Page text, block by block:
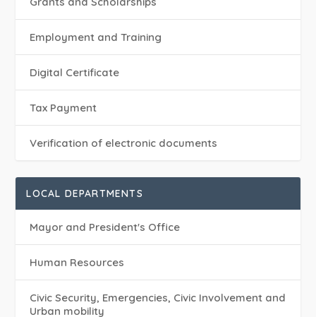
Employment and Training
Digital Certificate
Tax Payment
Verification of electronic documents
LOCAL DEPARTMENTS
Mayor and President's Office
Human Resources
Civic Security, Emergencies, Civic Involvement and
Urban mobility